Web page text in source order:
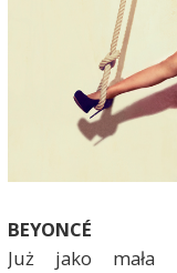
BEYONCÉ
Już jako mała